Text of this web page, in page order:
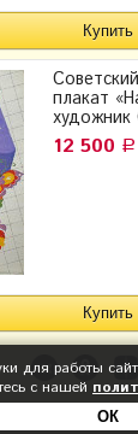
плакат
художник
12 500 Р
для работы
с нашей
ОК